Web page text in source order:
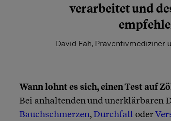
verarbeitet und
David Fäh, Präventivmediziner
Wann lohnt es sich, einen Test auf
Bei anhaltenden und unerklärbaren
Bauchschmerzen,Durchfall oder